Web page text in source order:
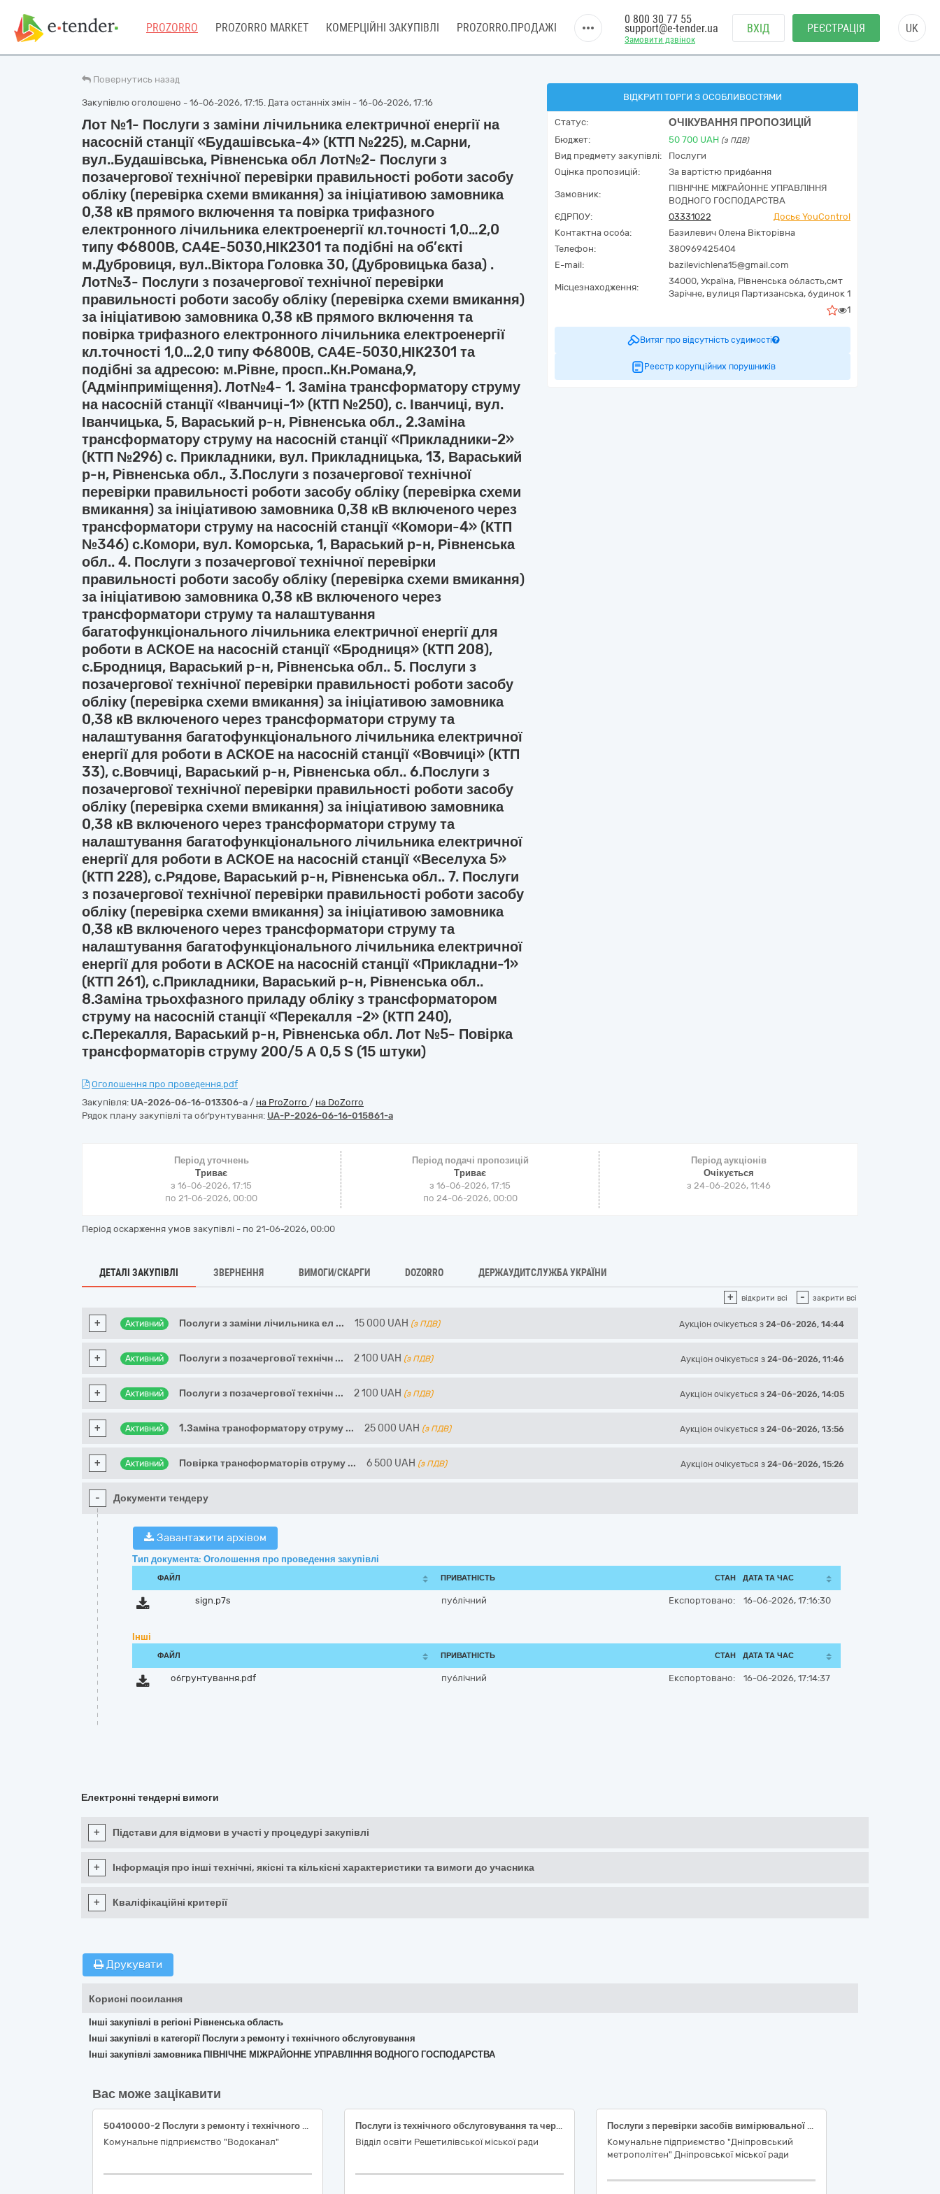
PROZORRO PROZORRO MARKET КОМЕРЦІЙНІ ЗАКУПІВЛІ PROZORRO.ПРОДАЖІ
Замовити дзвінок
0 800 30 77 55
support@e-tender.ua ВХІД РЕЄСТРАЦІЯ UK
Повернутись назад
Закупівлю оголошено - 16-06-2026, 17:15. Дата останніх змін - 16-06-2026, 17:16
Лот №1- Послуги з заміни лічильника електричної енергії на
насосній станції «Будашівська-4» (КТП №225), м.Сарни,
вул..Будашівська, Рівненська обл Лот№2- Послуги з
позачергової технічної перевірки правильності роботи засобу
обліку (перевірка схеми вмикання) за ініціативою замовника
0,38 кВ прямого включення та повірка трифазного
електронного лічильника електроенергії кл.точності 1,0…2,0
типу Ф6800В, СА4Е-5030,НІК2301 та подібні на об’єкті
м.Дубровиця, вул..Віктора Головка 30, (Дубровицька база) .
Лот№3- Послуги з позачергової технічної перевірки
правильності роботи засобу обліку (перевірка схеми вмикання)
за ініціативою замовника 0,38 кВ прямого включення та
повірка трифазного електронного лічильника електроенергії
кл.точності 1,0…2,0 типу Ф6800В, СА4Е-5030,НІК2301 та
подібні за адресою: м.Рівне, просп..Кн.Романа,9,
(Адмінприміщення). Лот№4- 1. Заміна трансформатору струму
на насосній станції «Іванчиці-1» (КТП №250), с. Іванчиці, вул.
Іванчицька, 5, Вараський р-н, Рівненська обл., 2.Заміна
трансформатору струму на насосній станції «Прикладники-2»
(КТП №296) с. Прикладники, вул. Прикладницька, 13, Вараський
р-н, Рівненська обл., 3.Послуги з позачергової технічної
перевірки правильності роботи засобу обліку (перевірка схеми
вмикання) за ініціативою замовника 0,38 кВ включеного через
трансформатори струму на насосній станції «Комори-4» (КТП
№346) с.Комори, вул. Коморська, 1, Вараський р-н, Рівненська
обл.. 4. Послуги з позачергової технічної перевірки
правильності роботи засобу обліку (перевірка схеми вмикання)
за ініціативою замовника 0,38 кВ включеного через
трансформатори струму та налаштування
багатофункціонального лічильника електричної енергії для
роботи в АСКОЕ на насосній станції «Бродниця» (КТП 208),
с.Бродниця, Вараський р-н, Рівненська обл.. 5. Послуги з
позачергової технічної перевірки правильності роботи засобу
обліку (перевірка схеми вмикання) за ініціативою замовника
0,38 кВ включеного через трансформатори струму та
налаштування багатофункціонального лічильника електричної
енергії для роботи в АСКОЕ на насосній станції «Вовчиці» (КТП
33), с.Вовчиці, Вараський р-н, Рівненська обл.. 6.Послуги з
позачергової технічної перевірки правильності роботи засобу
обліку (перевірка схеми вмикання) за ініціативою замовника
0,38 кВ включеного через трансформатори струму та
налаштування багатофункціонального лічильника електричної
енергії для роботи в АСКОЕ на насосній станції «Веселуха 5»
(КТП 228), с.Рядове, Вараський р-н, Рівненська обл.. 7. Послуги
з позачергової технічної перевірки правильності роботи засобу
обліку (перевірка схеми вмикання) за ініціативою замовника
0,38 кВ включеного через трансформатори струму та
налаштування багатофункціонального лічильника електричної
енергії для роботи в АСКОЕ на насосній станції «Прикладни-1»
(КТП 261), с.Прикладники, Вараський р-н, Рівненська обл..
8.Заміна трьохфазного приладу обліку з трансформатором
струму на насосній станції «Перекалля -2» (КТП 240),
с.Перекалля, Вараський р-н, Рівненська обл. Лот №5- Повірка
трансформаторів струму 200/5 А 0,5 S (15 штуки)
Оголошення про проведення.pdf
Закупівля: UA-2026-06-16-013306-a / на ProZorro / на DoZorro
Рядок плану закупівлі та обґрунтування: UA-P-2026-06-16-015861-a
ВІДКРИТІ ТОРГИ З ОСОБЛИВОСТЯМИ
Статус: ОЧІКУВАННЯ ПРОПОЗИЦІЙ
Бюджет: 50 700 UAH (з ПДВ)
Вид предмету закупівлі:
Послуги
Оцінка пропозицій:
За вартістю придбання
Замовник:
ПІВНІЧНЕ МІЖРАЙОННЕ УПРАВЛІННЯ
ВОДНОГО ГОСПОДАРСТВА
ЄДРПОУ:
03331022
Досьє YouControl
Контактна особа:
Базилевич Олена Вікторівна
Телефон:
380969425404
E-mail:
bazilevichlena15@gmail.com
Місцезнаходження:
34000, Україна, Рівненська область,смт
Зарічне, вулиця Партизанська, будинок 1
1
Витяг про відсутність судимості
Реєстр корупційних порушників
Період уточнень
Триває
з 16-06-2026, 17:15
по 21-06-2026, 00:00
Період подачі пропозицій
Триває
з 16-06-2026, 17:15
по 24-06-2026, 00:00
Період аукціонів
Очікується
з 24-06-2026, 11:46
Період оскарження умов закупівлі - по 21-06-2026, 00:00
ДЕТАЛІ ЗАКУПІВЛІ ЗВЕРНЕННЯ ВИМОГИ/СКАРГИ DOZORRO ДЕРЖАУДИТСЛУЖБА УКРАЇНИ
+ відкрити всі - закрити всі
+ Активний Послуги з заміни лічильника ел ... 15 000 UAH (з ПДВ) Аукціон очікується з 24-06-2026, 14:44
+ Активний Послуги з позачергової технічн ... 2 100 UAH (з ПДВ) Аукціон очікується з 24-06-2026, 11:46
+ Активний Послуги з позачергової технічн ... 2 100 UAH (з ПДВ) Аукціон очікується з 24-06-2026, 14:05
+ Активний 1.Заміна трансформатору струму ... 25 000 UAH (з ПДВ) Аукціон очікується з 24-06-2026, 13:56
+ Активний Повірка трансформаторів струму ... 6 500 UAH (з ПДВ) Аукціон очікується з 24-06-2026, 15:26
- Документи тендеру
Завантажити архівом
Тип документа: Оголошення про проведення закупівлі
ФАЙЛ ПРИВАТНІСТЬ СТАН ДАТА ТА ЧАС
sign.p7s публічний Експортовано: 16-06-2026, 17:16:30
Інші
ФАЙЛ ПРИВАТНІСТЬ СТАН ДАТА ТА ЧАС
обгрунтування.pdf публічний Експортовано: 16-06-2026, 17:14:37
Електронні тендерні вимоги
+ Підстави для відмови в участі у процедурі закупівлі
+ Інформація про інші технічні, якісні та кількісні характеристики та вимоги до учасника
+ Кваліфікаційні критерії
Друкувати
Корисні посилання
Інші закупівлі в регіоні Рівненська область
Інші закупівлі в категорії Послуги з ремонту і технічного обслуговування
Інші закупівлі замовника ПІВНІЧНЕ МІЖРАЙОННЕ УПРАВЛІННЯ ВОДНОГО ГОСПОДАРСТВА
Вас може зацікавити
50410000-2 Послуги з ремонту і технічного обслуговування вимірювальних, випробувальних і контрольних приладів. Послуги з демонтажу, повірки, заміни елементів живлення, вхідного контролю та монтажу теплолічильників.
Комунальне підприємство "Водоканал"
Послуги із технічного обслуговування та чергової державної повірки засобів вимірювальної техніки промислових та побутових вузлів обліку газу
Відділ освіти Решетилівської міської ради
Послуги з перевірки засобів вимірювальної техніки
Комунальне підприємство "Дніпровський
метрополітен" Дніпровської міської ради